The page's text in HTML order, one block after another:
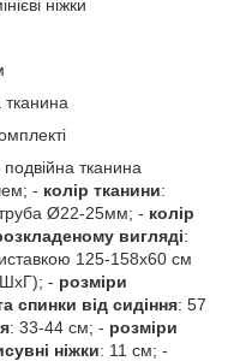
ніжки
тканина
подвійна тканина
- колір тканини:
Ø22-25мм; - колір
вигляді:
125-158х60 см
- розміри
спинки від сидіння: 57
: 33-44 см; - розміри
ніжки: 11 см; -